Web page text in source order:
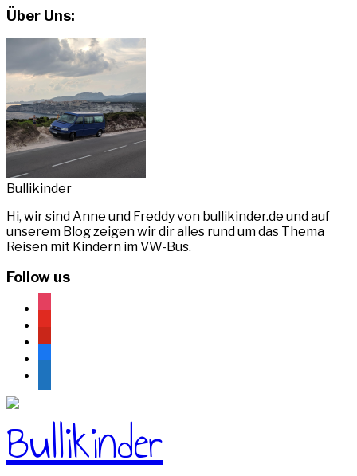
Über Uns:
Bullikinder
Hi, wir sind Anne und Freddy von bullikinder.de und auf
unserem Blog zeigen wir dir alles rund um das Thema
Reisen mit Kindern im VW-Bus.
Follow us
instagram
pinterest
facebook